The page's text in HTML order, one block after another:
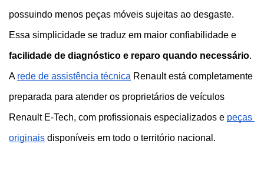
possuindo menos peças móveis sujeitas ao desgaste.
Essa simplicidade se traduz em maior confiabilidade e
facilidade de diagnóstico e reparo quando necessário.
A rede de assistência técnica Renault está completamente
preparada para atender os proprietários de veículos
Renault E-Tech, com profissionais especializados e peças
originais disponíveis em todo o território nacional.